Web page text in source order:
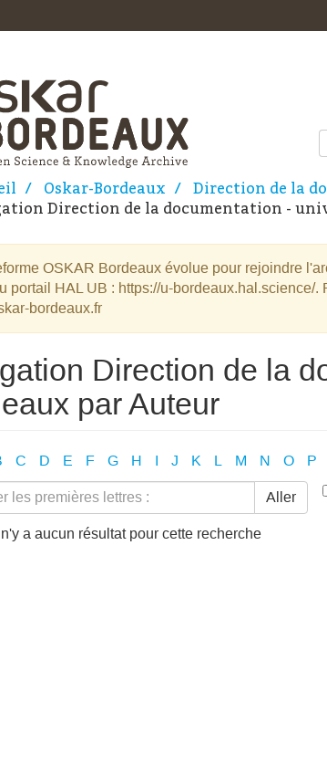
Oskar-Bordeaux
Direction de la
Direction de la documentation -
OSKAR Bordeaux évolue pour rejoindre
portail HAL UB : https://u-bordeaux.hal.science/
bordeaux.fr
Direction de la
par Auteur
C D E F G H I J K L M N O P
Aller
a aucun résultat pour cette recherche